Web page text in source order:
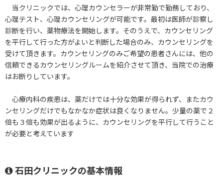
当クリニックでは、心理カウンセラーが非常勤で勤務しており、
心理テスト、心理カウンセリングが可能です。最初は医師が診察し
診断を行い、薬物療法を開始します。そのうえで、カウンセリング
を平行して行った方がよいと判断した場合のみ、カウンセリングを
受けて頂きます。カウンセリングのみご希望の患者さんには、他の
信頼できるカウンセリングルームを紹介させて頂き、当院での治療
はお断りしています。
心療内科の疾患は、薬だけでは十分な効果が得られず、またカウ
ンセリングだけでもなかなか症状は良くなりません。少量の薬で２
倍も３倍も効果が出るように、カウンセリングを平行して行うこと
が必要と考えています
石田クリニックの基本情報